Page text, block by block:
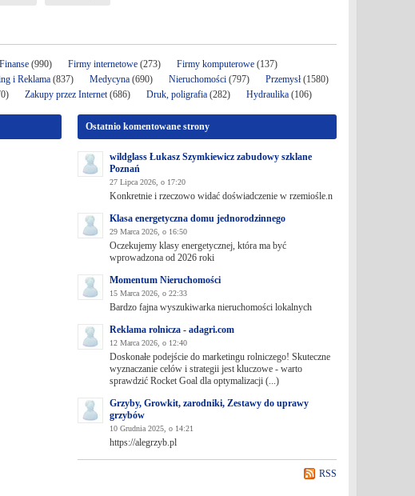
Finanse (990) Firmy internetowe (273) Firmy komputerowe (137)
i Reklama (837) Medycyna (690) Nieruchomości (797) Przemysł(1580)
Zakupy przez Internet(686) Druk, poligrafia (282) Hydraulika (106)
Ostatnio komentowane strony
wildglass Łukasz Szymkiewicz zabudowy szklane
Poznań
27 Lipca 2026, o 17:20
Konkretnie i rzeczowo widać doświadczenie w rzemiośle.n
Klasa energetyczna domu jednorodzinnego
29 Marca 2026, o 16:50
Oczekujemy klasy energetycznej, która ma być
wprowadzona od 2026 roki
Momentum Nieruchomości
15 Marca 2026, o 22:33
Bardzo fajna wyszukiwarka nieruchomości lokalnych
Reklama rolnicza - adagri.com
12 Marca 2026, o 12:40
Doskonałe podejście do marketingu rolniczego! Skuteczne
wyznaczanie celów i strategii jest kluczowe - warto
sprawdzić Rocket Goal dla optymalizacji (...)
Grzyby, Growkit, zarodniki, Zestawy do uprawy
grzybów
10 Grudnia 2025, o 14:21
https://alegrzyb.pl
RSS